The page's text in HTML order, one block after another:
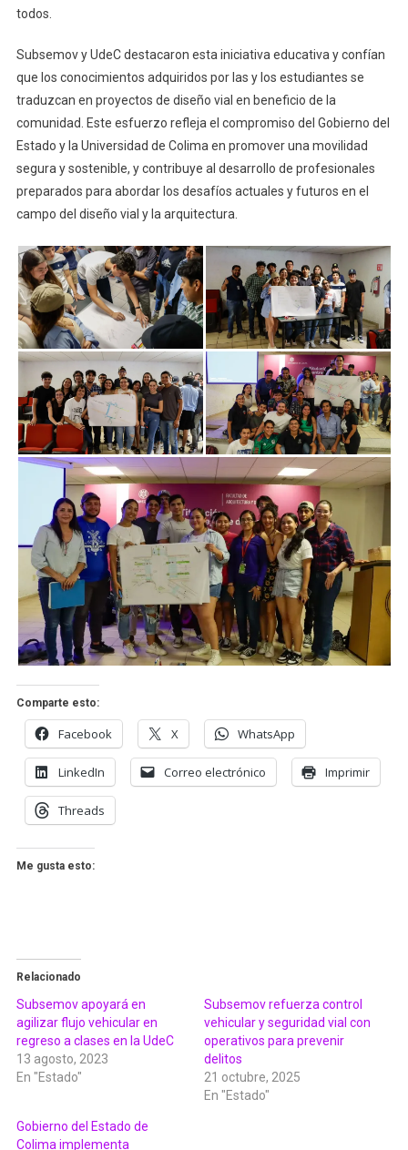
todos.
Subsemov y UdeC destacaron esta iniciativa educativa y confían
que los conocimientos adquiridos por las y los estudiantes se
traduzcan en proyectos de diseño vial en beneficio de la
comunidad. Este esfuerzo refleja el compromiso del Gobierno del
Estado y la Universidad de Colima en promover una movilidad
segura y sostenible, y contribuye al desarrollo de profesionales
preparados para abordar los desafíos actuales y futuros en el
campo del diseño vial y la arquitectura.
Comparte esto:
Facebook X WhatsApp
LinkedIn Correo electrónico Imprimir
Threads
Me gusta esto:
Relacionado
Subsemov apoyará en
agilizar flujo vehicular en
regreso a clases en la UdeC
13 agosto, 2023
En "Estado"
Subsemov refuerza control
vehicular y seguridad vial con
operativos para prevenir
delitos
21 octubre, 2025
En "Estado"
Gobierno del Estado de
Colima implementa